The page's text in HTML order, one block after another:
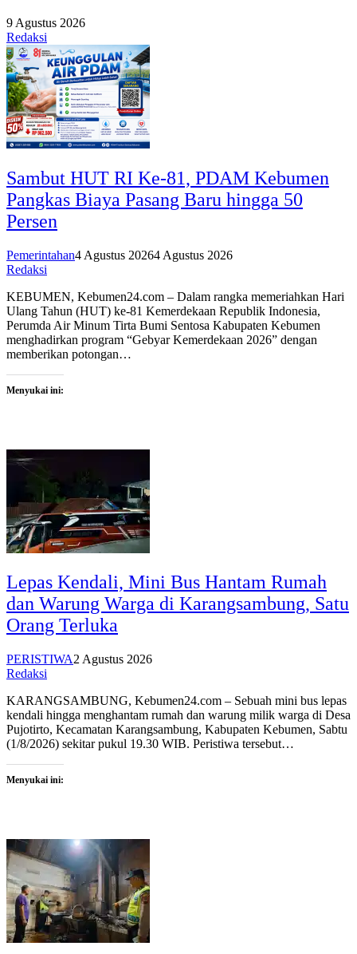
9 Agustus 2026
Redaksi
Sambut HUT RI Ke-81, PDAM Kebumen
Pangkas Biaya Pasang Baru hingga 50
Persen
Pemerintahan4 Agustus 20264 Agustus 2026
Redaksi
KEBUMEN, Kebumen24.com – Dalam rangka memeriahkan Hari
Ulang Tahun (HUT) ke-81 Kemerdekaan Republik Indonesia,
Perumda Air Minum Tirta Bumi Sentosa Kabupaten Kebumen
menghadirkan program “Gebyar Kemerdekaan 2026” dengan
memberikan potongan…
Menyukai ini:
Lepas Kendali, Mini Bus Hantam Rumah
dan Warung Warga di Karangsambung, Satu
Orang Terluka
PERISTIWA2 Agustus 2026
Redaksi
KARANGSAMBUNG, Kebumen24.com – Sebuah mini bus lepas
kendali hingga menghantam rumah dan warung milik warga di Desa
Pujotirto, Kecamatan Karangsambung, Kabupaten Kebumen, Sabtu
(1/8/2026) sekitar pukul 19.30 WIB. Peristiwa tersebut…
Menyukai ini: